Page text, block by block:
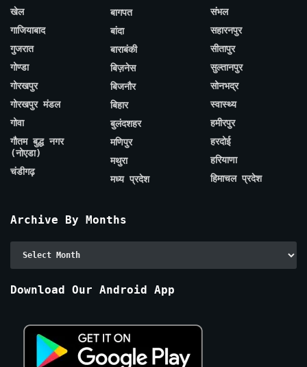
खेल
गाजियाबाद
गुजरात
गोण्डा
गोरखपुर
गोरखपुर मंडल
गोवा
गौतम बुद्ध नगर
(नोएडा)
चंडीगढ़
बागपत
बांदा
बाराबंकी
बिज़नेस
बिजनौर
बिहार
बुलंदशहर
मणिपुर
मथुरा
मध्य प्रदेश
संभल
सहारनपुर
सीतापुर
सुल्तानपुर
सोनभद्र
स्वास्थ्य
हमीरपुर
हरदोई
हरियाणा
हिमाचल प्रदेश
Archive By Months
Download Our Android App